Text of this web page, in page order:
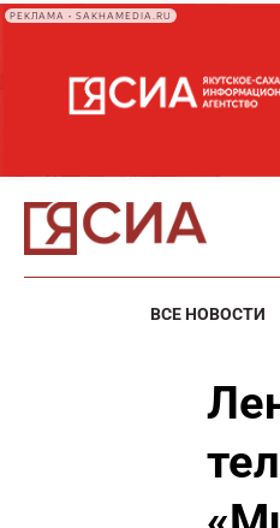
РЕКЛАМА • SAKHAMEDIA.RU
ВСЕ НОВОСТИ